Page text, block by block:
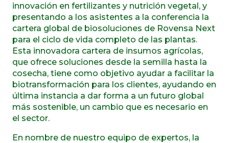
innovación en fertilizantes y nutrición vegetal, y
presentando a los asistentes a la conferencia la
cartera global de biosoluciones de Rovensa Next
para el ciclo de vida completo de las plantas.
Esta innovadora cartera de insumos agrícolas,
que ofrece soluciones desde la semilla hasta la
cosecha, tiene como objetivo ayudar a facilitar la
biotransformación para los clientes, ayudando en
última instancia a dar forma a un futuro global
más sostenible, un cambio que es necesario en
el sector.
En nombre de nuestro equipo de expertos, la